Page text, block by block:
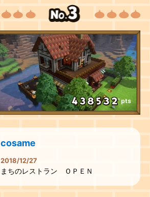
pts
cosame
2018/12/27
まちのレストラン ＯＰＥＮ